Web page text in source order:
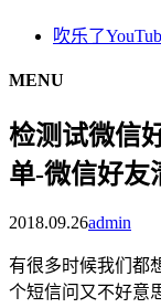
吹乐了
MENU
检测试微信
单-微信好友
2018.09.26admin
有很多时候我们都
个短信问又不好意